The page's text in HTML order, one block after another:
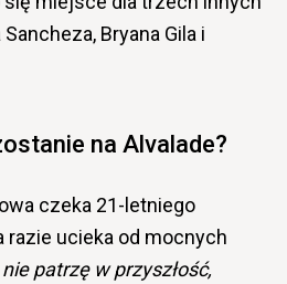
Bryana Gila i
na Alvalade?
czeka 21-letniego
razie ucieka od mocnych
patrzę w przyszłość,